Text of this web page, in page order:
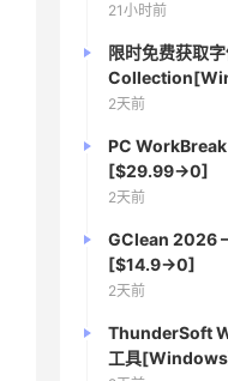
21小时前
限时免费获取
2天前
PC
[$29.99→0]
2天前
GClean 2026
[$14.9→0]
2天前
ThunderSoft
工具